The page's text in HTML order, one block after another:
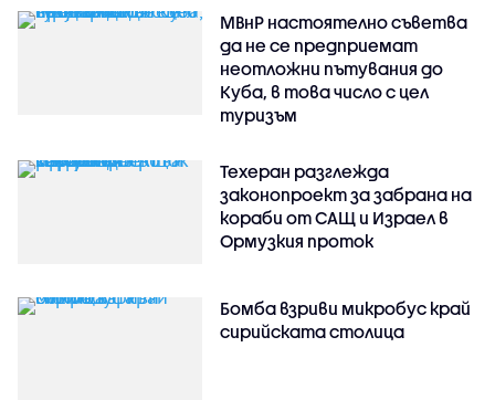
МВнР настоятелно съветва
да не се предприемат
неотложни пътувания до
Куба, в това число с цел
туризъм
Техеран разглежда
законопроект за забрана на
кораби от САЩ и Израел в
Ормузкия проток
Бомба взриви микробус край
сирийската столица